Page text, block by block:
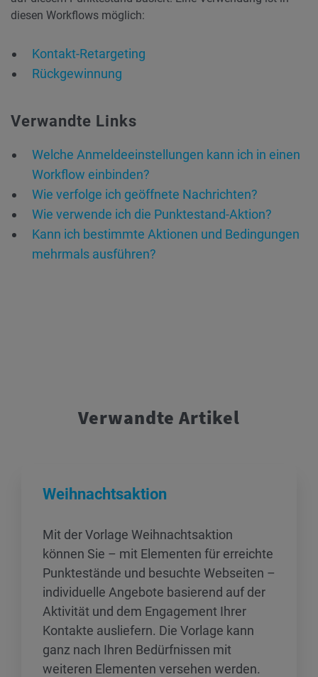
diesen Workflows möglich:
Kontakt-Retargeting
Rückgewinnung
Verwandte Links
Welche Anmeldeeinstellungen kann ich in einen
Workflow einbinden?
Wie verfolge ich geöffnete Nachrichten?
Wie verwende ich die Punktestand-Aktion?
Kann ich bestimmte Aktionen und Bedingungen
mehrmals ausführen?
Verwandte Artikel
Weihnachtsaktion
Mit der Vorlage Weihnachtsaktion
können Sie – mit Elementen für erreichte
Punktestände und besuchte Webseiten –
individuelle Angebote basierend auf der
Aktivität und dem Engagement Ihrer
Kontakte ausliefern. Die Vorlage kann
ganz nach Ihren Bedürfnissen mit
weiteren Elementen versehen werden.